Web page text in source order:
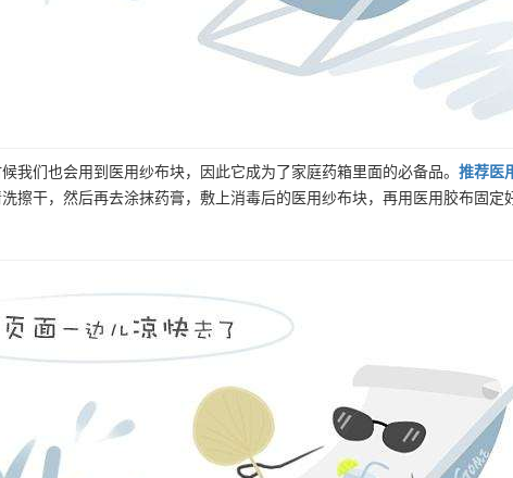
们也会用到医用纱布块，因此它成为了家庭药箱里面的必备品。 推荐 医
干，然后再去涂抹药膏，敷上消毒后的医用纱布块，再用医用胶布固定